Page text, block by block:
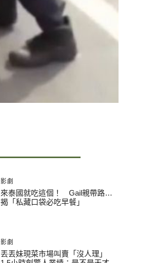
影劇
來泰國就吃這個！ Gail親帶路…
揭「私藏口袋必吃早餐」
影劇
丟丟妹現菜市場叫賣「沒人理」